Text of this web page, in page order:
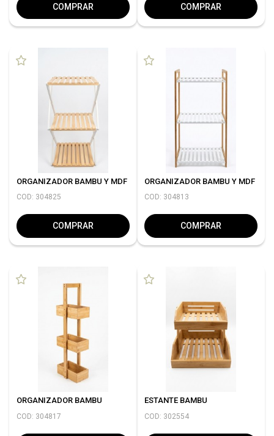
COMPRAR COMPRAR
ORGANIZADOR BAMBU Y MDF
COD: 304825
COMPRAR
ORGANIZADOR BAMBU Y MDF
COD: 304813
COMPRAR
ORGANIZADOR BAMBU
COD: 304817
ESTANTE BAMBU
COD: 302554